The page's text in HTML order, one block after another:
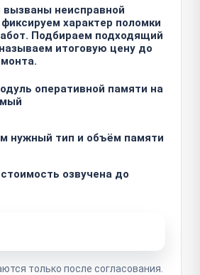
вызваны неисправной
характер поломки
Подбираем подходящий
итоговую цену до
оперативной памяти на
нужный тип и объём памяти
озвучена до
только после согласования.